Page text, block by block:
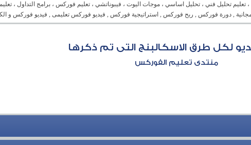
تحليل فني ، تحليل اساسي ، موجات اليوت ، فيبوناتشي ، تعليم فوركس ، برامج التداول ،
, دورة فوركس , ربح فوركس , استراتيجية فوركس , فيديو فوركس تعليمى , فيديو فوركس و
لكل طرق الاسكالبنج التى تم ذكرها
منتدى تعليم الفوركس